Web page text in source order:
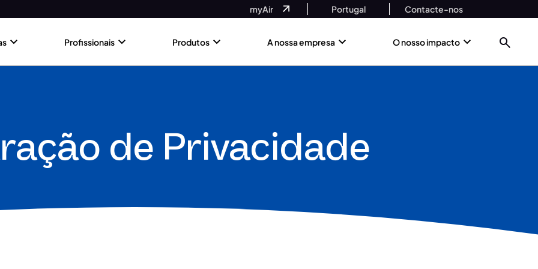
myAir Portugal Contacte-nos
Profissionais Produtos A nossa empresa O nosso impacto
de Privacidade